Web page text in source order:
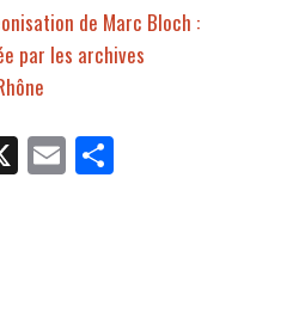
de Marc Bloch :
par les archives
X E
m
Pa
rt